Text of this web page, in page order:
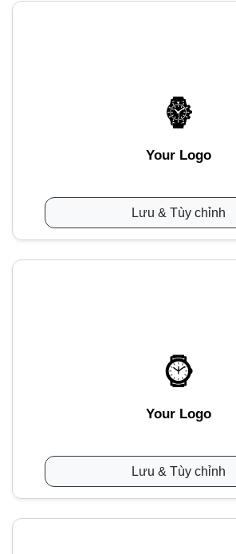
Your Logo
Lưu & Tùy chỉnh
Your Logo
Lưu & Tùy chỉnh